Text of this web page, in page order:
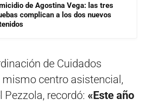
de Agostina Vega: las tres
complican a los dos nuevos
de Cuidados
mismo centro asistencial,
Pezzola, recordó: «Este año